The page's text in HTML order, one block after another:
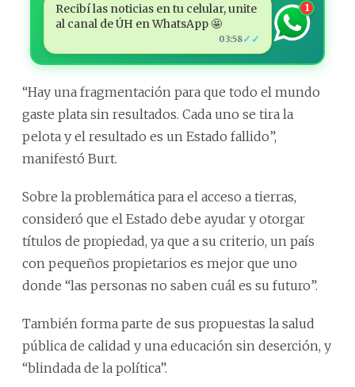
Recibí las noticias en tu celular, unite
al canal de ÚH en WhatsApp 🤩
03:58✓✓
1
“Hay una fragmentación para que todo el mundo
gaste plata sin resultados. Cada uno se tira la
pelota y el resultado es un Estado fallido”,
manifestó Burt.
Sobre la problemática para el acceso a tierras,
consideró que el Estado debe ayudar y otorgar
títulos de propiedad, ya que a su criterio, un país
con pequeños propietarios es mejor que uno
donde “las personas no saben cuál es su futuro”.
También forma parte de sus propuestas la salud
pública de calidad y una educación sin deserción, y
“blindada de la política”.